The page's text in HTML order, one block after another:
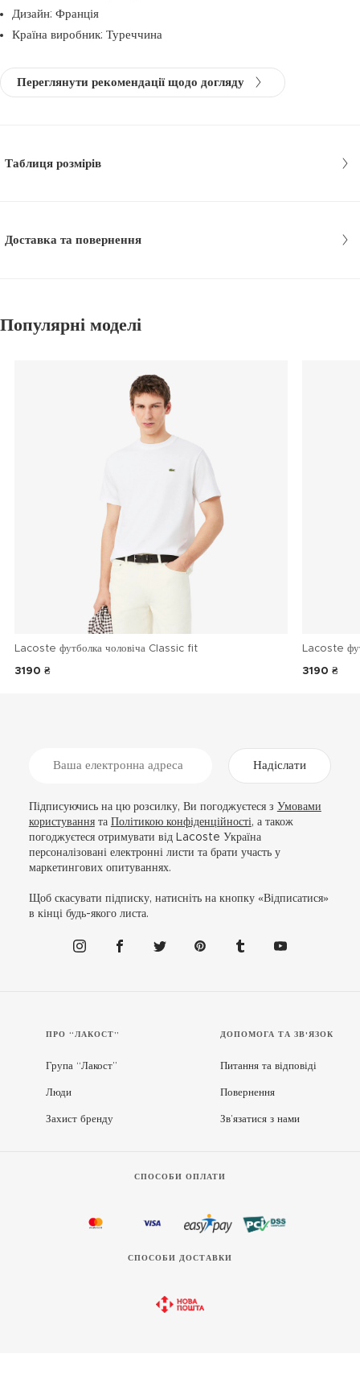
Дизайн: Франція
Країна виробник: Туреччина
Переглянути рекомендації щодо догляду
Таблиця розмірів
Доставка та повернення
Популярні моделі
Lacoste футболка чоловіча Classic fit
3190 ₴
Lacoste
3190 ₴
Надіслати
Підписуючись на цю розсилку, Ви погоджуєтеся з Умовами
користуваннята Політикою конфіденційності, а також
погоджуєтеся отримувати від Lacoste Україна
персоналізовані електронні листи та брати участь у
маркетингових опитуваннях.
Щоб скасувати підписку, натисніть на кнопку «Відписатися»
в кінці будь-якого листа.
ПРО “ЛАКОСТ”
Група “Лакост”
Люди
Захист бренду
ДОПОМОГА ТА ЗВ'ЯЗОК
Питання та відповіді
Повернення
Зв’язатися з нами
СПОСОБИ ОПЛАТИ
СПОСОБИ ДОСТАВКИ